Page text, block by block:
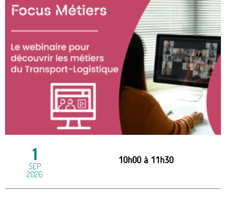
1
SEP
2026
10h00 à 11h30